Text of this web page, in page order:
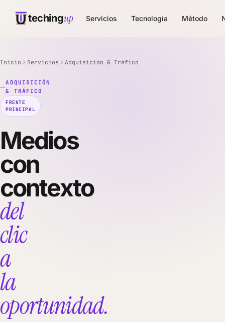
techingup Servicios Tecnología Método
Inicio Servicios Adquisición & Tráfico
ADQUISICIÓN
& TRÁFICO
FRENTE
PRINCIPAL
Medios
con
contexto
del
clic
a
la
oportunidad.